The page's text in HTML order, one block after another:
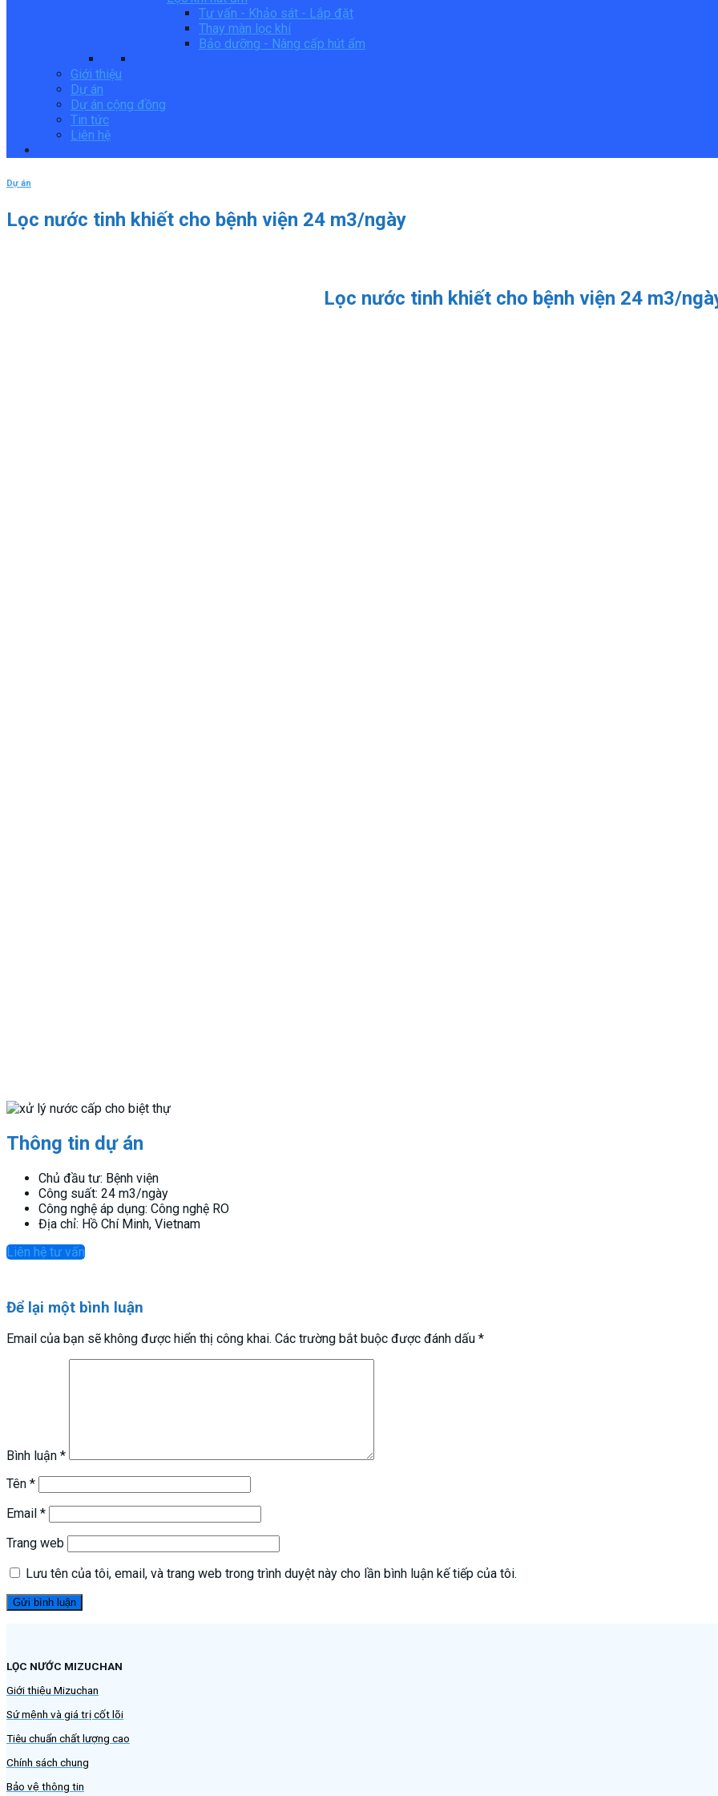
Tư vấn - Khảo sát - Lắp đặt
Thay màn lọc khí
Bảo dưỡng - Nâng cấp hút ẩm
Giới thiệu
Dự án
Dự án cộng đồng
Tin tức
Liên hệ
Dự án
Lọc nước tinh khiết cho bệnh viện 24 m3/ngày
Lọc nước tinh khiết cho bệnh viện 24 m3/
Thông tin dự án
Chủ đầu tư: Bệnh viện
Công suất: 24 m3/ngày
Công nghệ áp dụng: Công nghệ RO
Địa chỉ: Hồ Chí Minh, Vietnam
Liên hệ tư vấn
Để lại một bình luận
Email của bạn sẽ không được hiển thị công khai. Các trường bắt buộc được đánh dấu *
Bình luận *
Tên *
Email *
Trang web
Lưu tên của tôi, email, và trang web trong trình duyệt này cho lần bình luận kế tiếp của tôi.
LỌC NƯỚC MIZUCHAN
Giới thiệu Mizuchan
Sứ mệnh và giá trị cốt lõi
Tiêu chuẩn chất lượng cao
Chính sách chung
Bảo vệ thông tin